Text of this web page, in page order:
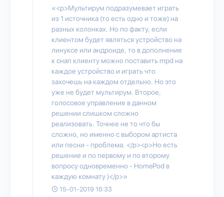
«<p>Мультирум подразумевает играть
из 1 источника (то есть одно и тоже) на
разных колонках. Но по факту, если
клиентом будет являться устройство на
линуксе или андроиде, то в дополнение
к снап клиенту можно поставить mpd на
каждое устройство и играть что
захочешь на каждом отдельно. Но это
уже не будет мультирум. Второе,
голосовое управление в данном
решении слишком сложно
реализовать. Точнее не то что бы
сложно, но именно с выбором артиста
или песни - проблема. </p><p>Но есть
решение и по первому и по второму
вопросу одновременно - HomePod в
каждую комнату )</p>»
15-01-2019 16:33